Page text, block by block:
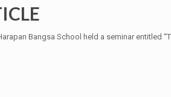
Bangsa School held a seminar entitled